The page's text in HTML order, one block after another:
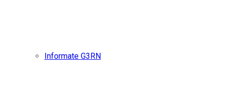
Informate G3RN